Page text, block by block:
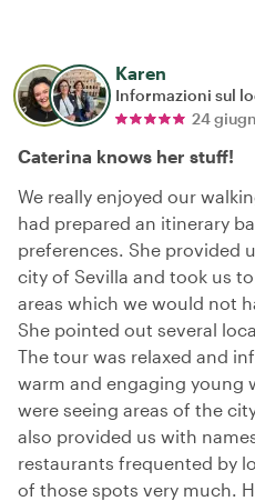
Karen
Informazioni sul
24
Caterina knows her stuff!
We really enjoyed our
had prepared an itinerary
preferences. She provided
city of Sevilla and took us
areas which we would not
She pointed out several
The tour was relaxed and
warm and engaging young
were seeing areas of the
also provided us with
restaurants frequented by
of those spots very much.